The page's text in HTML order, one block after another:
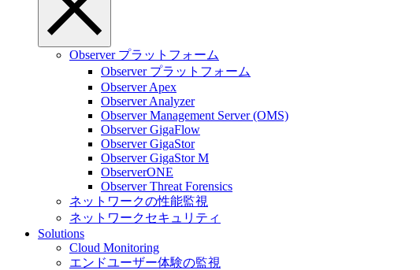
Observer プラットフォーム
Observer プラットフォーム
Observer Apex
Observer Analyzer
Observer Management Server (OMS)
Observer GigaFlow
Observer GigaStor
Observer GigaStor M
ObserverONE
Observer Threat Forensics
ネットワークの性能監視
ネットワークセキュリティ
Solutions
Cloud Monitoring
エンドユーザー体験の監視